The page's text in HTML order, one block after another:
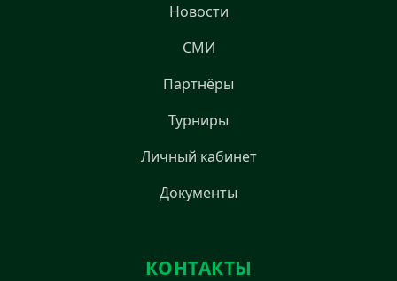
Новости
СМИ
Партнёры
Турниры
Личный кабинет
Документы
КОНТАКТЫ